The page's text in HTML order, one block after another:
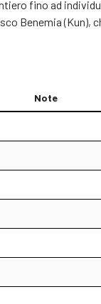
fino ad
Benemia (Kun),
Note